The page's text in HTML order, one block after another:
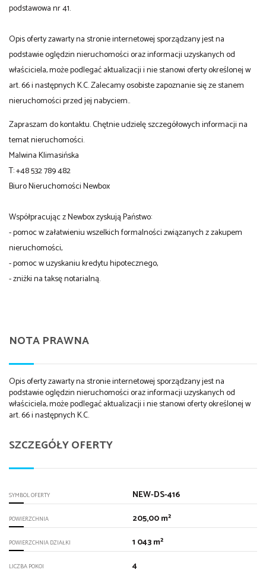
podstawowa nr 41.
Opis oferty zawarty na stronie internetowej sporządzany jest na
podstawie oględzin nieruchomości oraz informacji uzyskanych od
właściciela, może podlegać aktualizacji i nie stanowi oferty określonej w
art. 66 i następnych K.C. Zalecamy osobiste zapoznanie się ze stanem
nieruchomości przed jej nabyciem..
Zapraszam do kontaktu. Chętnie udzielę szczegółowych informacji na
temat nieruchomości.
Malwina Klimasińska
T: +48 532 789 482
Biuro Nieruchomości Newbox
Współpracując z Newbox zyskują Państwo:
- pomoc w załatwieniu wszelkich formalności związanych z zakupem
nieruchomości,
- pomoc w uzyskaniu kredytu hipotecznego,
- zniżki na taksę notarialną.
NOTA PRAWNA
Opis oferty zawarty na stronie internetowej sporządzany jest na
podstawie oględzin nieruchomości oraz informacji uzyskanych od
właściciela, może podlegać aktualizacji i nie stanowi oferty określonej w
art. 66 i następnych K.C.
SZCZEGÓŁY OFERTY
SYMBOL OFERTY NEW-DS-416
POWIERZCHNIA 205,00 m²
POWIERZCHNIA DZIAŁKI 1 043 m²
LICZBA POKOI 4